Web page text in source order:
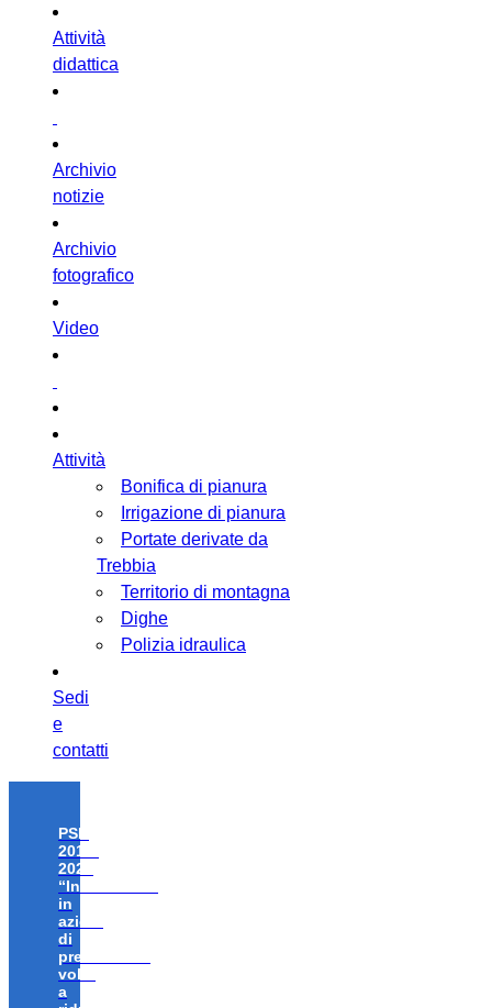
Attività
didattica
Archivio
notizie
Archivio
fotografico
Video
Attività
Bonifica di pianura
Irrigazione di pianura
Portate derivate da
Trebbia
Territorio di montagna
Dighe
Polizia idraulica
Sedi
e
contatti
PSR
2014-
2020
“Investimenti
in
azioni
di
prevenzione
volte
a